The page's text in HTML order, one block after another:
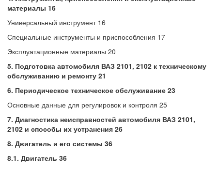
материалы 16
Универсальный инструмент 16
Специальные инструменты и приспособления 17
Эксплуатационные материалы 20
5. Подготовка автомобиля ВАЗ 2101, 2102 к техническому
обслуживанию и ремонту 21
6. Периодическое техническое обслуживание 23
Основные данные для регулировок и контроля 25
7. Диагностика неисправностей автомобиля ВАЗ 2101,
2102 и способы их устранения 26
8. Двигатель и его системы 36
8.1. Двигатель 36